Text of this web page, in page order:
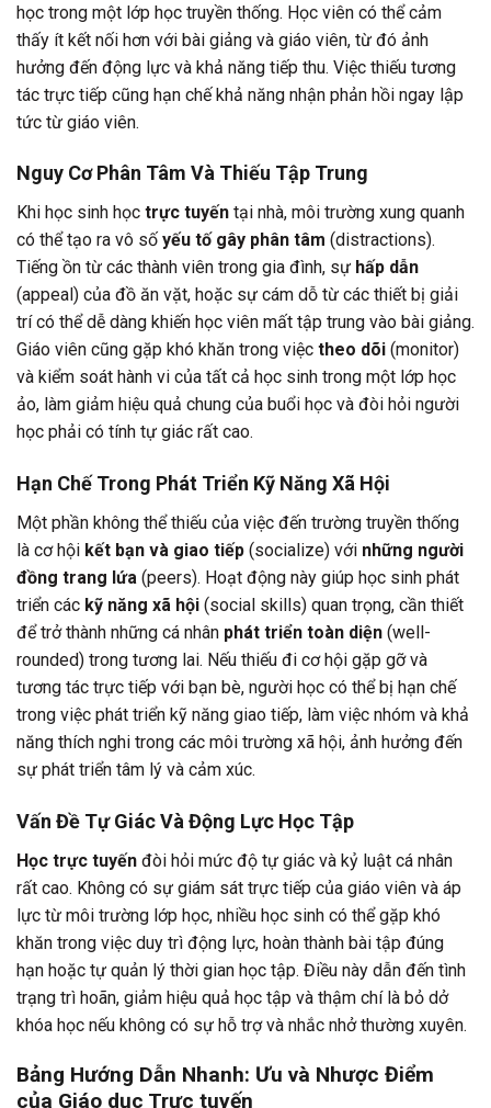
học trong một lớp học truyền thống. Học viên có thể cảm
thấy ít kết nối hơn với bài giảng và giáo viên, từ đó ảnh
hưởng đến động lực và khả năng tiếp thu. Việc thiếu tương
tác trực tiếp cũng hạn chế khả năng nhận phản hồi ngay lập
tức từ giáo viên.
Nguy Cơ Phân Tâm Và Thiếu Tập Trung
Khi học sinh học trực tuyến tại nhà, môi trường xung quanh
có thể tạo ra vô số yếu tố gây phân tâm (distractions).
Tiếng ồn từ các thành viên trong gia đình, sự hấp dẫn
(appeal) của đồ ăn vặt, hoặc sự cám dỗ từ các thiết bị giải
trí có thể dễ dàng khiến học viên mất tập trung vào bài giảng.
Giáo viên cũng gặp khó khăn trong việc theo dõi (monitor)
và kiểm soát hành vi của tất cả học sinh trong một lớp học
ảo, làm giảm hiệu quả chung của buổi học và đòi hỏi người
học phải có tính tự giác rất cao.
Hạn Chế Trong Phát Triển Kỹ Năng Xã Hội
Một phần không thể thiếu của việc đến trường truyền thống
là cơ hội kết bạn và giao tiếp (socialize) với những người
đồng trang lứa (peers). Hoạt động này giúp học sinh phát
triển các kỹ năng xã hội (social skills) quan trọng, cần thiết
để trở thành những cá nhân phát triển toàn diện (well-
rounded) trong tương lai. Nếu thiếu đi cơ hội gặp gỡ và
tương tác trực tiếp với bạn bè, người học có thể bị hạn chế
trong việc phát triển kỹ năng giao tiếp, làm việc nhóm và khả
năng thích nghi trong các môi trường xã hội, ảnh hưởng đến
sự phát triển tâm lý và cảm xúc.
Vấn Đề Tự Giác Và Động Lực Học Tập
Học trực tuyến đòi hỏi mức độ tự giác và kỷ luật cá nhân
rất cao. Không có sự giám sát trực tiếp của giáo viên và áp
lực từ môi trường lớp học, nhiều học sinh có thể gặp khó
khăn trong việc duy trì động lực, hoàn thành bài tập đúng
hạn hoặc tự quản lý thời gian học tập. Điều này dẫn đến tình
trạng trì hoãn, giảm hiệu quả học tập và thậm chí là bỏ dở
khóa học nếu không có sự hỗ trợ và nhắc nhở thường xuyên.
Bảng Hướng Dẫn Nhanh: Ưu và Nhược Điểm
của Giáo dục Trực tuyến